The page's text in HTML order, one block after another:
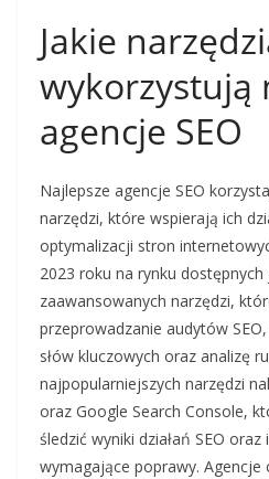
Jakie
wykorzystują
agencje SEO
Najlepsze agencje SEO
narzędzi, które wspierają ich
optymalizacji stron
2023 roku na rynku dostępnych
zaawansowanych narzędzi,
przeprowadzanie audytów
słów kluczowych oraz analizę
najpopularniejszych narzędzi
oraz Google Search Console,
śledzić wyniki działań SEO
wymagające poprawy.